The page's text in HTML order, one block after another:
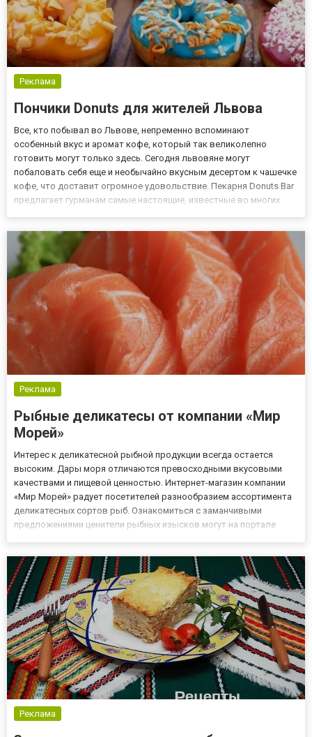
Реклама
Пончики Donuts для жителей Львова
Все, кто побывал во Львове, непременно вспоминают
особенный вкус и аромат кофе, который так великолепно
готовить могут только здесь. Сегодня львовяне могут
побаловать себя еще и необычайно вкусным десертом к чашечке
кофе, что доставит огромное удовольствие. Пекарня Donuts Bar
предлагает гурманам самые настоящие, известные во многих
лакомств...
Реклама
Рыбные деликатесы от компании «Мир
Морей»
Интерес к деликатесной рыбной продукции всегда остается
высоким. Дары моря отличаются превосходными вкусовыми
качествами и пищевой ценностью. Интернет-магазин компании
«Мир Морей» радует посетителей разнообразием ассортимента
деликатесных сортов рыб. Ознакомиться с заманчивыми
предложениями ценители рыбных изысков могут на портале
морских...
Реклама